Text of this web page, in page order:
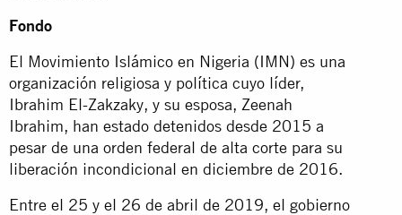
Fondo
El Movimiento Islámico en Nigeria (IMN) es una
organización religiosa y política cuyo líder,
Ibrahim El-Zakzaky, y su esposa, Zeenah
Ibrahim, han estado detenidos desde 2015 a
pesar de una orden federal de alta corte para su
liberación incondicional en diciembre de 2016.
Entre el 25 y el 26 de abril de 2019, el gobierno